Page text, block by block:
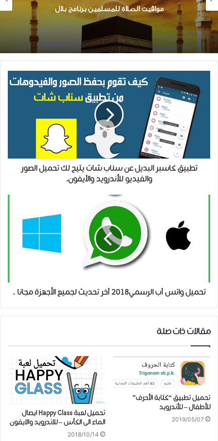
تحميل تطبيق جلسة
تطبيق كاسبر البديل عن سناب شات يتيح لك تحميل الصور
والفيديو للأندرويد والآيفون.
تحميل واتس آب الرسمي2018 آخر تحديث لجميع الأجهزة مجانا .
مقالات ذات صلة
تحميل تطبيق “كتابة الأحرف”
للأطفال – للأندرويد
2019/05/07
تحميل لعبة Happy Glass ايصال
الماء الى الكأس – للاندرويد والايفون
2018/10/14